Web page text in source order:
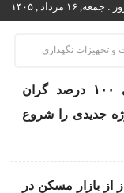
: جمعه, ۱۶ مرداد , ۱۴۰۵
و تجهیزات نگهداری
قیمت مصالح ساختمانی ۱۰۰ درصد گران
جدیدی را شروع
از بازار مسکن در